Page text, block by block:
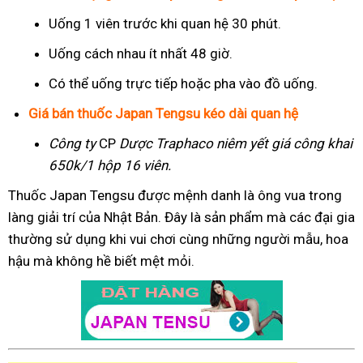
Uống 1 viên trước khi quan hệ 30 phút.
Uống cách nhau ít nhất 48 giờ.
Có thể uống trực tiếp hoặc pha vào đồ uống.
Giá bán thuốc Japan Tengsu kéo dài quan hệ
Công tyCP Dược Traphaconiêm yết giá công khai
650k/1 hộp 16 viên.
Thuốc Japan Tengsu được mệnh danh là ông vua trong
làng giải trí của Nhật Bản. Đây là sản phẩm mà các đại gia
thường sử dụng khi vui chơi cùng những người mẫu, hoa
hậu mà không hề biết mệt mỏi.